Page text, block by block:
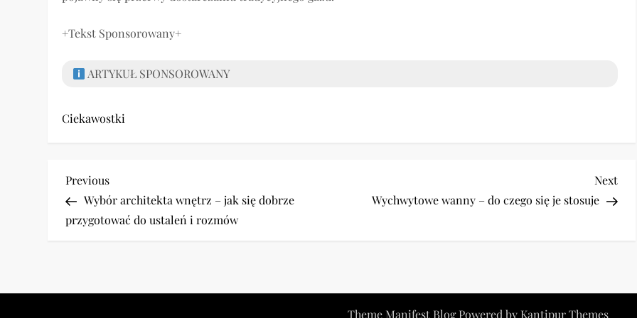
+Tekst Sponsorowany+
ARTYKUŁ SPONSOROWANY
Ciekawostki
N
a
Previous
Post
Previous
Wybór architekta wnętrz – jak się dobrze
przygotować do ustaleń i rozmów
Next
Wychwytowe wanny – do czego się je stosuje
Theme Manifest Blog Powered by Kantipur Themes